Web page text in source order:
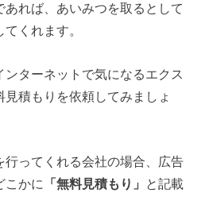
れば、あいみつを取るとして
くれます。
ターネットで気になるエクス
積もりを依頼してみましょ
行ってくれる会社の場合、広告
こかに
「無料見積もり」 と記載